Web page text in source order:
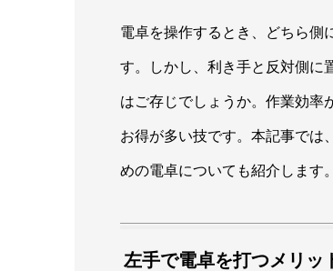
電卓を操作するとき、どちら側
す。しかし、利き手と反対側に
はご存じでしょうか。作業効率
お得が多い技です。本記事では
めの電卓についても紹介します。
左手で電卓を打つメリッ